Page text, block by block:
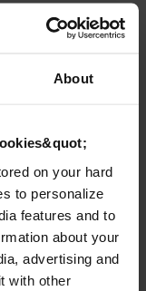
About
on your hard
to personalize
features and to
about your
advertising and
with other
7612985649780